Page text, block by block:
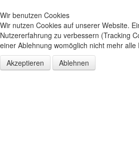
Wir benutzen Cookies
Wir nutzen Cookies auf unserer Website.
Nutzererfahrung zu verbessern (Tracking
einer Ablehnung womöglich nicht mehr
Akzeptieren
Ablehnen